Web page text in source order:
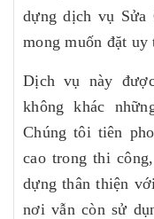
dựng dịch vụ Sửa
mong muốn đặt
Dịch vụ này
không khác
Chúng tôi tiên
cao trong thi
dựng thân thiện
nơi vẫn còn sử